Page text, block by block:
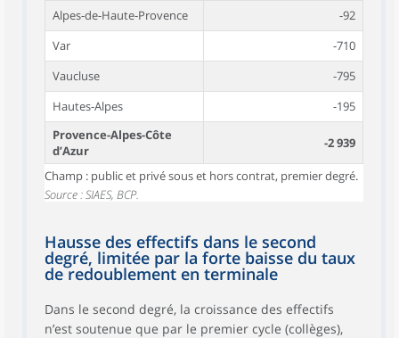
Alpes-de-Haute-Provence
-92
Var
-710
Vaucluse
-795
Hautes-Alpes
-195
Provence-Alpes-Côte
d’Azur
-2 939
Champ : public et privé sous et hors contrat, premier degré.
Source : SIAES, BCP.
Hausse des effectifs dans le second
degré, limitée par la forte baisse du taux
de redoublement en terminale
Dans le second degré, la croissance des effectifs
n’est soutenue que par le premier cycle (collèges),